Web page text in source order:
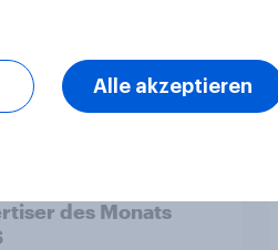
des Monats
Alle akzeptieren